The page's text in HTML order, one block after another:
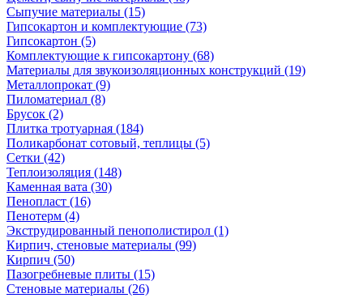
Сыпучие материалы (15)
Гипсокартон и комплектующие (73)
Гипсокартон (5)
Комплектующие к гипсокартону (68)
Материалы для звукоизоляционных конструкций (19)
Металлопрокат (9)
Пиломатериал (8)
Брусок (2)
Плитка тротуарная (184)
Поликарбонат сотовый, теплицы (5)
Сетки (42)
Теплоизоляция (148)
Каменная вата (30)
Пенопласт (16)
Пенотерм (4)
Экструдированный пенополистирол (1)
Кирпич, стеновые материалы (99)
Кирпич (50)
Пазогребневые плиты (15)
Стеновые материалы (26)